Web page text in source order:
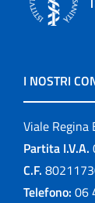
I NOSTRI
Viale Regina
Partita I.V.A.
C.F.
Telefono: 06